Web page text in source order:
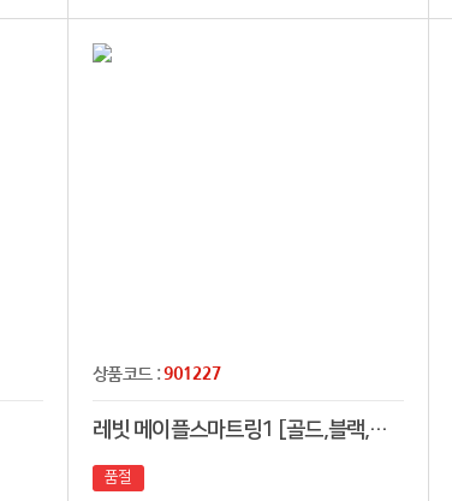
상품코드 :901227
레빗 메이플스마트링1 [골드,블랙,메탈]
품절